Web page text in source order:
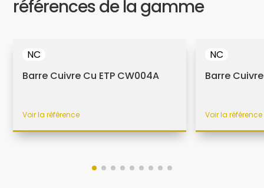
références de la gamme
NC
Barre Cuivre Cu ETP CW004A
Voir la référence
NC
Barre
Voir la référence